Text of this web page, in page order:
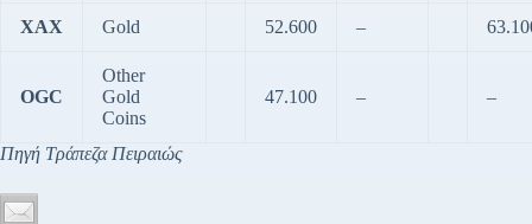
XAX Gold 52.600 –
OGC
Other
Gold
Coins
47.100 – –
Πηγή Τράπεζα Πειραιώς